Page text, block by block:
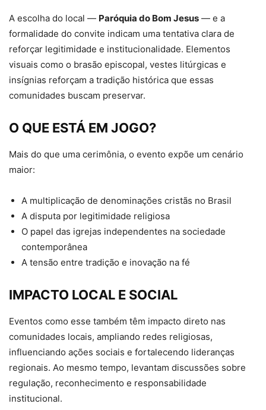
A escolha do local — Paróquia do Bom Jesus — e a
formalidade do convite indicam uma tentativa clara de
reforçar legitimidade e institucionalidade. Elementos
visuais como o brasão episcopal, vestes litúrgicas e
insígnias reforçam a tradição histórica que essas
comunidades buscam preservar.
O QUE ESTÁ EM JOGO?
Mais do que uma cerimônia, o evento expõe um cenário
maior:
A multiplicação de denominações cristãs no Brasil
A disputa por legitimidade religiosa
O papel das igrejas independentes na sociedade
contemporânea
A tensão entre tradição e inovação na fé
IMPACTO LOCAL E SOCIAL
Eventos como esse também têm impacto direto nas
comunidades locais, ampliando redes religiosas,
influenciando ações sociais e fortalecendo lideranças
regionais. Ao mesmo tempo, levantam discussões sobre
regulação, reconhecimento e responsabilidade
institucional.